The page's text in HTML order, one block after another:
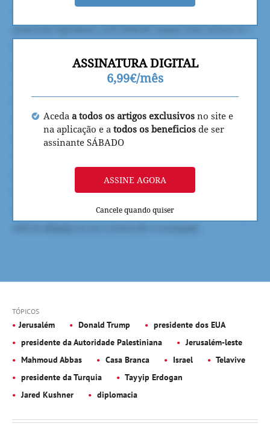
ASSINATURA DIGITAL
6,99€/mês
Aceda a todos os artigos exclusivos no site e
na aplicação e a todos os beneficios de ser
assinante SÁBADO
ASSINE AGORA
Cancele quando quiser
TÓPICOS
Jerusalém Donald Trump
presidente dos EUA
presidente da Autoridade Palestiniana
Jerusalém-leste
Mahmoud Abbas
Casa Branca Israel
Telavive
presidente da Turquia
Tayyip Erdogan
Jared Kushner
diplomacia